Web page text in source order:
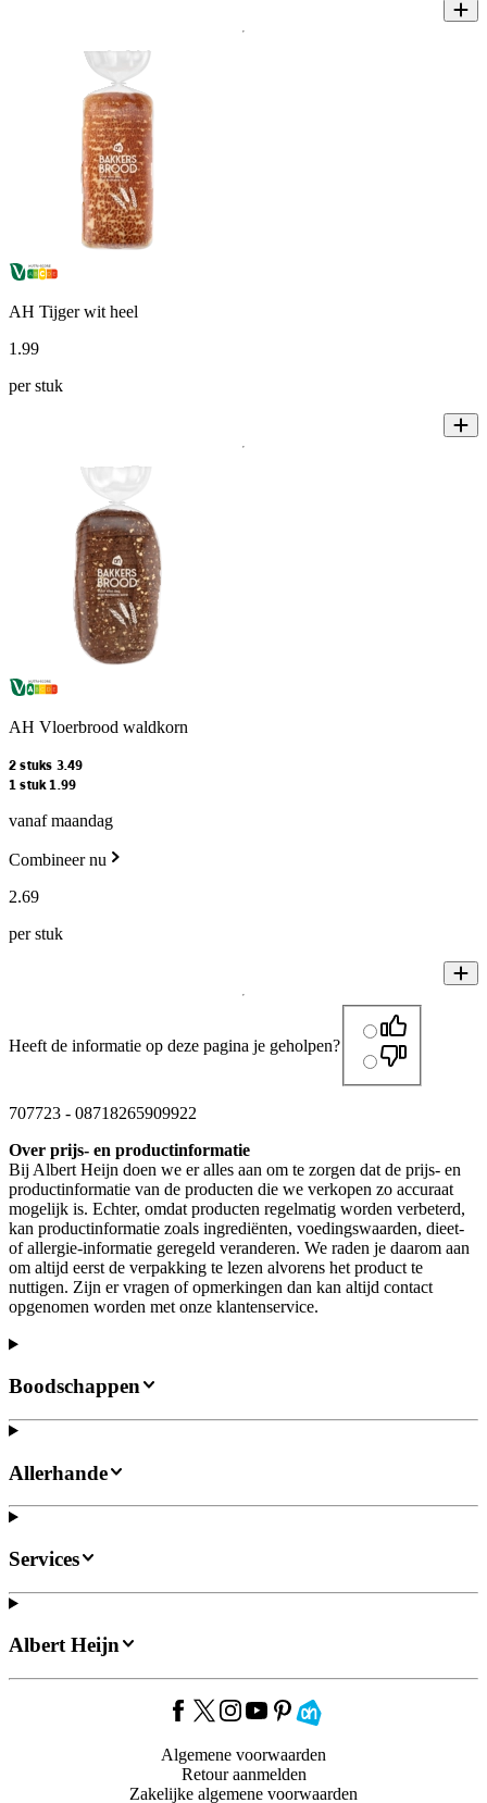
AH Tijger wit heel
1 .99
per stuk
AH Vloerbrood waldkorn
2 stuks 3.49
1 stuk 1.99
vanaf maandag
Combineer nu
2.69
per stuk
Heeft de informatie op deze pagina je geholpen?
707723 - 08718265909922
Over prijs- en productinformatie
Bij Albert Heijn doen we er alles aan om te zorgen dat de prijs- en
productinformatie van de producten die we verkopen zo accuraat
mogelijk is. Echter, omdat producten regelmatig worden verbeterd,
kan productinformatie zoals ingrediënten, voedingswaarden, dieet-
of allergie-informatie geregeld veranderen. We raden je daarom aan
om altijd eerst de verpakking te lezen alvorens het product te
nuttigen. Zijn er vragen of opmerkingen dan kan altijd contact
opgenomen worden met onze klantenservice.
Boodschappen
Allerhande
Services
Albert Heijn
Algemene voorwaarden
Retour aanmelden
Zakelijke algemene voorwaarden